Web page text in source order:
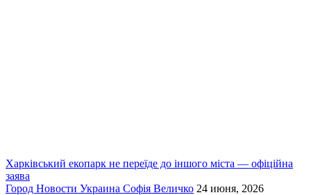
Харківський екопарк не переїде до іншого міста — офіційна
заява
Город Новости Украина Софія Величко 24 июня, 2026